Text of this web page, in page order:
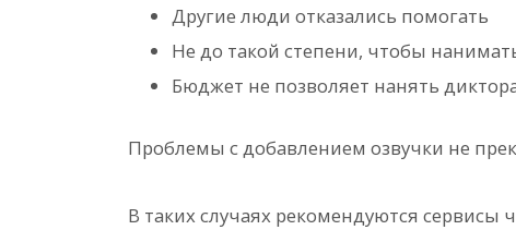
Другие люди отказались помогать
Не до такой степени, чтобы
Бюджет не позволяет нанять
Проблемы с добавлением озвучки не
В таких случаях рекомендуются сервисы